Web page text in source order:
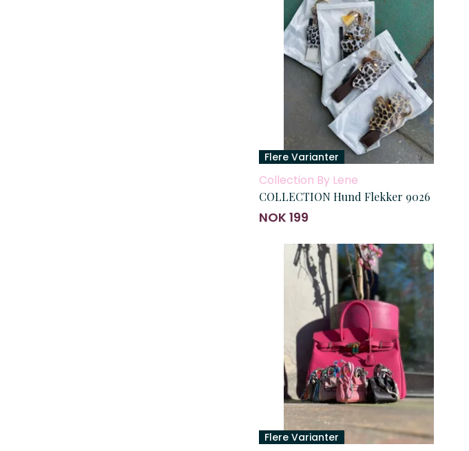
Flere Varianter
Collection By Lene
COLLECTION Hund Flekker 9026
NOK 199
Flere Varianter